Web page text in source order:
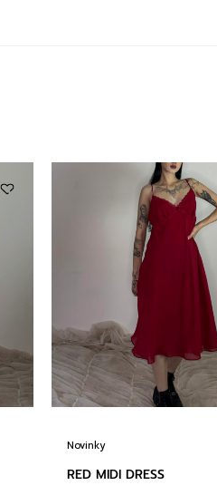
Novinky
RED MIDI DRESS